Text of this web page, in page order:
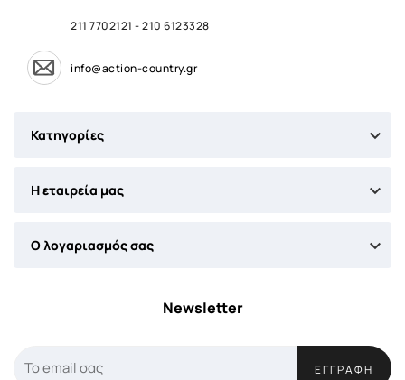
211 7702121 -210 6123328
info@action-country.gr
Κατηγορίες 
Η εταιρεία μας 
Ο λογαριασμός σας 
Newsletter
ΕΓΓΡΑΦΉ